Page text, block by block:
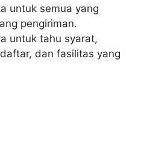
untuk semua yang
pengiriman.
untuk tahu syarat,
dan fasilitas yang